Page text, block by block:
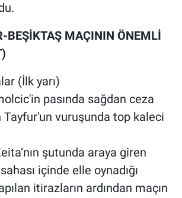
BEŞİKTAŞ MAÇININ ÖNEMLİ
(İlk yarı)
pasında sağdan ceza
Tayfur'un vuruşunda top kaleci
şutunda araya giren
içinde elle oynadığı
itirazların ardından maçın